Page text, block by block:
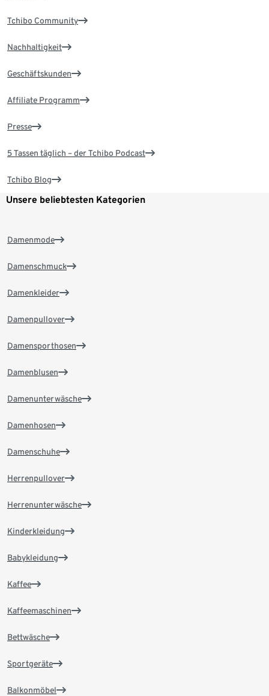
Tchibo Community
Nachhaltigkeit
Geschäftskunden
Affiliate Programm
Presse
5 Tassen täglich – der Tchibo Podcast
Tchibo Blog
Unsere beliebtesten Kategorien
Damenmode
Damenschmuck
Damenkleider
Damenpullover
Damensporthosen
Damenblusen
Damenunterwäsche
Damenhosen
Damenschuhe
Herrenpullover
Herrenunterwäsche
Kinderkleidung
Babykleidung
Kaffee
Kaffeemaschinen
Bettwäsche
Sportgeräte
Balkonmöbel